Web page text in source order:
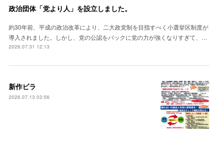
政治団体「党より人」を設立しました。
約30年前、平成の政治改革により、二大政党制を目指すべく小選挙区制度が
導入されました。しかし、党の公認をバックに党の力が強くなりすぎて、…
2026.07.31 12:13
新作ビラ
2026.07.13 03:56